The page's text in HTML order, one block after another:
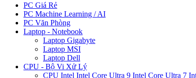
PC Giá Rẻ
PC Machine Learning / AI
PC Văn Phòng
Laptop - Notebook
Laptop Gigabyte
Laptop MSI
Laptop Dell
CPU - Bộ Vi Xử Lý
CPU Intel Intel Core Ultra 9 Intel Core Ultra 7